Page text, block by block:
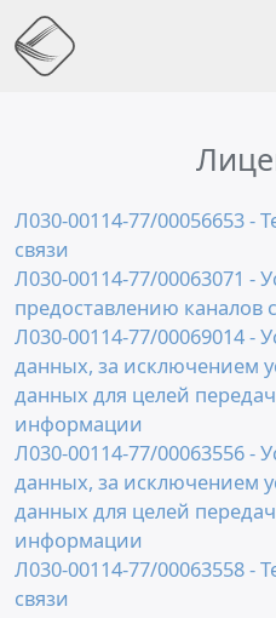
Л030-00114-77/00056653 -
связи
Л030-00114-77/00063071 -
предоставлению каналов
Л030-00114-77/00069014 -
данных, за исключением
данных для целей
информации
Л030-00114-77/00063556 -
данных, за исключением
данных для целей
информации
Л030-00114-77/00063558 -
связи